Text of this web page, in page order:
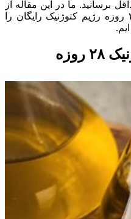
برسانید. ما در این مقاله از
یک نمونه برنامه ۲۸ روزه رژیم کتوژنیک رایگان را